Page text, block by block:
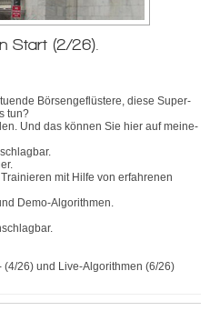
Start (2/26).
Börsengeflüstere, diese Super-
tun?
Und das können Sie hier auf meine-
mit Hilfe von erfahrenen
Demo-Algorithmen.
26) und Live-Algorithmen (6/26)